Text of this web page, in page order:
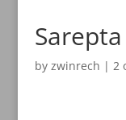
by zwinrech | 2